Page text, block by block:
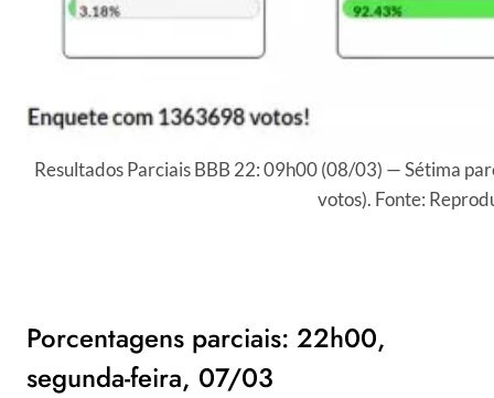
Resultados Parciais BBB 22: 09h00 (08/03) — Sétima
votos). Fonte:
Porcentagens parciais: 22h00,
segunda-feira, 07/03